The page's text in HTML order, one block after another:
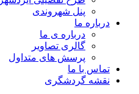
پنل شهروندی
درباره ما
درباره ی ما
گالری تصاویر
پرسش های متداول
تماس با ما
نقشه گردشگری